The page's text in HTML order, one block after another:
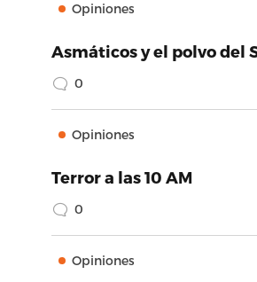
Opiniones
Asmáticos y el polvo del
0
Opiniones
Terror a las 10 AM
0
Opiniones